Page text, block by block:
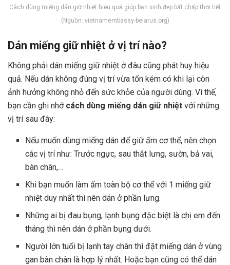
Cách dùng miếng dán giữ nhiệt hiệu quả giúp bạn xinh đẹp bất chấp thời tiết
(Nguồn: vietnamembassy-belarus.org)
Dán miếng giữ nhiệt ở vị trí nào?
Không phải dán miếng giữ nhiệt ở đâu cũng phát huy hiệu
quả. Nếu dán không đúng vị trí vừa tốn kém có khi lại còn
ảnh hưởng không nhỏ đến sức khỏe của người dùng. Vì thế,
bạn cần ghi nhớ cách dùng miếng dán giữ nhiệt với những
vị trí sau đây:
Nếu muốn dùng miếng dán để giữ ấm cơ thể, nên chọn
các vị trí như: Trước ngực, sau thắt lưng, sườn, bả vai,
bàn chân,…
Khi bạn muốn làm ấm toàn bộ cơ thể với 1 miếng giữ
nhiệt duy nhất thì nên dán ở phần lưng.
Những ai bị đau bụng, lạnh bụng đặc biệt là chị em đến
tháng thì nên dán ở phần bụng dưới.
Người lớn tuổi bị lạnh tay chân thì đặt miếng dán ở vùng
gan bàn chân là hợp lý nhất. Hoặc bạn cũng có thể dán